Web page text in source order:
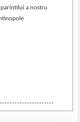
a nostru